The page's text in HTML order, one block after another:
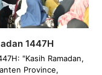
1447H
"Kasih Ramadan,
Province,